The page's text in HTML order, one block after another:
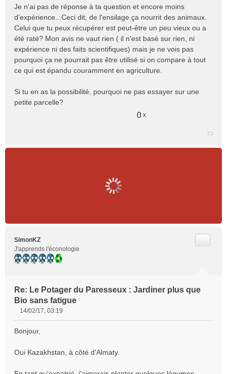
Je n'ai pas de réponse à ta question et encore moins
d'expérience...Ceci dit, de l'ensilage ça nourrit des animaux.
Celui que tu peux récupérer est peut-être un peu vieux ou a
été raté? Mon avis ne vaut rien ( il n'est basé sur rien, ni
expérience ni des faits scientifiques) mais je ne vois pas
pourquoi ça ne pourrait pas être utilisé si on compare à tout
ce qui est épandu couramment en agriculture.
Si tu en as la possibilité, pourquoi ne pas essayer sur une
petite parcelle?
0 x
SimonKZ
J'apprends l'éconologie
Re: Le Potager du Paresseux : Jardiner plus que
Bio sans fatigue
s
a
e
14/02/17, 03:19
Bonjour,
Oui Kazakhstan, à côté d'Almaty.